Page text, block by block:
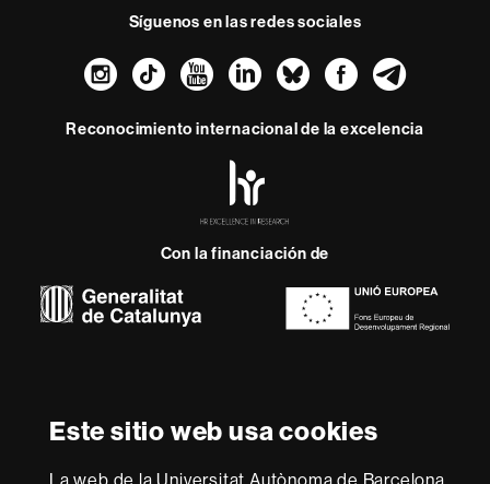
Este sitio web usa cookies
La web de la Universitat Autònoma de Barcelona
Síguenos en las redes sociales
Instagram
TikTokYouTube
LinkedIn
Bluesky
Reconocimiento internacional de la excelencia
-
Con la financiación de
web
Accesibilidad web Mapa del web UAB